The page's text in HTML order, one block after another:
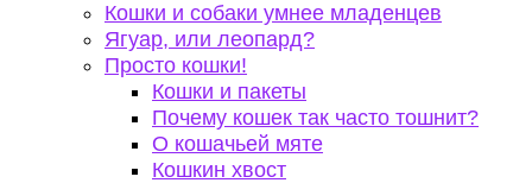
Кошки и собаки умнее младенцев
Ягуар, или леопард?
Просто кошки!
Кошки и пакеты
Почему кошек так часто тошнит?
О кошачьей мяте
Кошкин хвост